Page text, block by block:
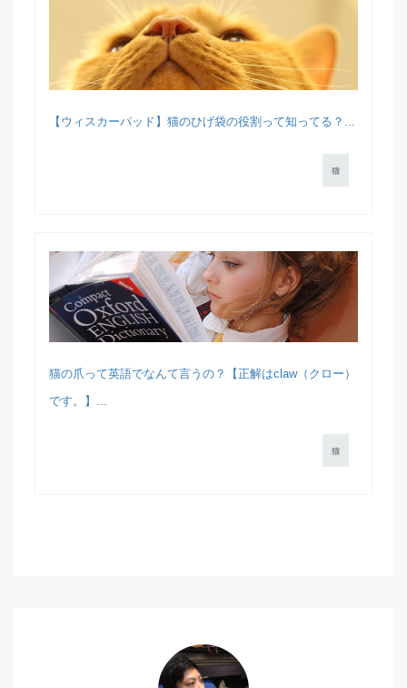
【ウィスカーパッド】猫のひげ袋の役割って知ってる？...
猫
猫の爪って英語でなんて言うの？【正解はclaw（クロー）
です。】...
猫